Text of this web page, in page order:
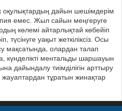
дайын шешімдерім
емес. Жыл сайын меңгеруге
көлемі айтарлықтай көбейіп
түсінуге уақыт жеткіліксіз. Осы
мақсатында, олардан талап
күнделікті ментальды шаршауын
дайындалу тиімділігін арттыру
тұратын жинақтар